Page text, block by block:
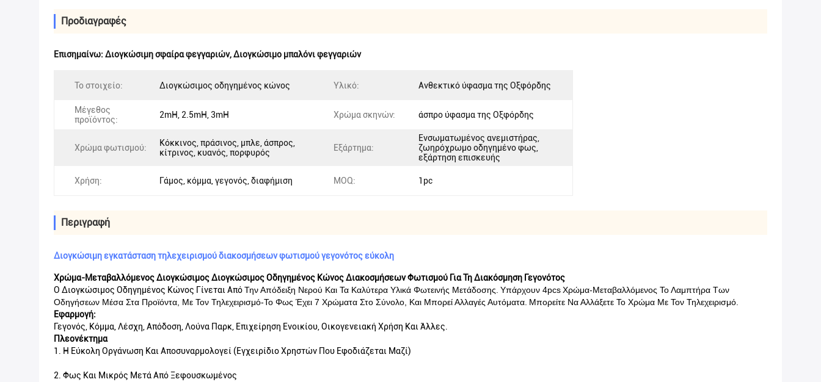
Προδιαγραφές
Επισημαίνω: Διογκώσιμη σφαίρα φεγγαριών,Διογκώσιμο μπαλόνι φεγγαριών
Το στοιχείο: Διογκώσιμος οδηγημένος κώνος Υλικό: Ανθεκτικό ύφασμα της Οξφόρδης
Μέγεθος
προϊόντος:
2mH, 2.5mH, 3mH Χρώμα σκηνών: άσπρο ύφασμα της Οξφόρδης
Χρώμα φωτισμού:
Κόκκινος, πράσινος, μπλε, άσπρος,
κίτρινος, κυανός, πορφυρός
Εξάρτημα:
Ενσωματωμένος ανεμιστήρας,
ζωηρόχρωμο οδηγημένο φως,
εξάρτηση επισκευής
Χρήση: Γάμος, κόμμα, γεγονός, διαφήμιση MOQ: 1pc
Περιγραφή
Διογκώσιμη εγκατάσταση τηλεχειρισμού διακοσμήσεων φωτισμού γεγονότος εύκολη
Χρώμα-Μεταβαλλόμενος Διογκώσιμος Διογκώσιμος Οδηγημένος Κώνος Διακοσμήσεων Φωτισμού Για Τη Διακόσμηση Γεγονότος
Ο Διογκώσιμος Οδηγημένος Κώνος Γίνεται ΑπόΤην Απόδειξη Νερού Και Τα Καλύτερα Υλικά Φωτεινής Μετάδοσης. Υπάρχουν 4pcsΧρώμα-Μεταβαλλόμενος Το Λαμπτήρα Των
Οδηγήσεων Μέσα Στα Προϊόντα, Με Τον Τηλεχειρισμό-Το Φως Έχει 7 Χρώματα Στο Σύνολο, Και Μπορεί Αλλαγές Αυτόματα. Μπορείτε Να Αλλάξετε Το Χρώμα Με Τον Τηλεχειρισμό.
Εφαρμογή:
Γεγονός, Κόμμα, Λέσχη, Απόδοση, Λούνα Παρκ, Επιχείρηση Ενοικίου, Οικογενειακή Χρήση Και Άλλες.
Πλεονέκτημα
1. Η Εύκολη Οργάνωση Και Αποσυναρμολογεί (εγχειρίδιο Χρηστών Που Εφοδιάζεται Μαζί)
2. Φως Και Μικρός Μετά Από Ξεφουσκωμένος